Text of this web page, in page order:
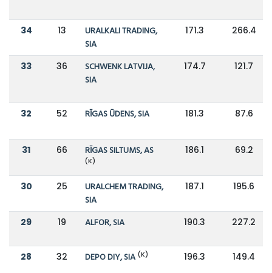
34 13
URALKALI TRADING,
SIA
171.3 266.4
33 36
SCHWENK LATVIJA,
SIA
174.7 121.7
32 52 RĪGAS ŪDENS, SIA 181.3 87.6
31 66 RĪGAS SILTUMS, AS
(K)
186.1 69.2
30 25
URALCHEM TRADING,
SIA
187.1 195.6
29 19 ALFOR, SIA 190.3 227.2
28 32 DEPO DIY, SIA (K) 196.3 149.4